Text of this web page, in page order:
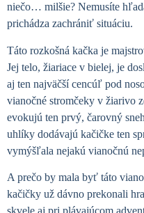
niečo… milšie? Nemusíte
prichádza zachrániť situáciu.
Táto rozkošná kačka je
Jej telo, žiariace v bielej, je
aj ten najväčší cencúľ pod
vianočné stromčeky v žiarivo
evokujú ten prvý, čarovný
uhlíky dodávajú kačičke ten
vymýšľala nejakú vianočnú
A prečo by mala byť táto
kačičky už dávno prekonali
skvele aj pri plávajúcom